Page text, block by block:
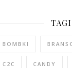
TAGI
BOMBKI
C2C CANDY